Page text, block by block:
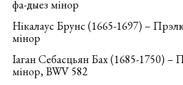
фа-дыез мінор
Нікалаус Брунс (1665-1697) –
мінор
Іаган Себасцьян Бах (1685-1750) –
мінор, BWV 582